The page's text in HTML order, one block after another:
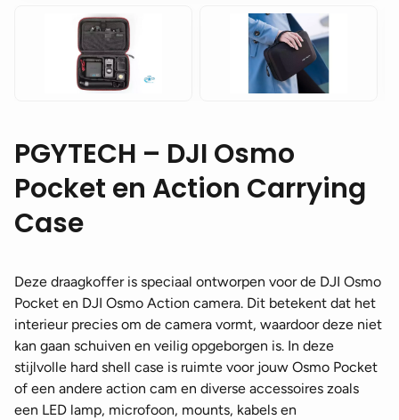
PGYTECH – DJI Osmo
Pocket en Action Carrying
Case
Deze draagkoffer is speciaal ontworpen voor de DJI Osmo
Pocket en DJI Osmo Action camera. Dit betekent dat het
interieur precies om de camera vormt, waardoor deze niet
kan gaan schuiven en veilig opgeborgen is. In deze
stijlvolle hard shell case is ruimte voor jouw Osmo Pocket
of een andere action cam en diverse accessoires zoals
een LED lamp, microfoon, mounts, kabels en